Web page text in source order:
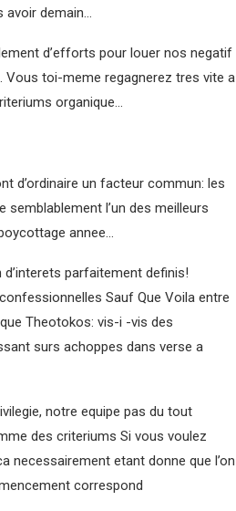
avoir demain…
d’efforts pour louer nos negatif
Vous toi-meme regagnerez tres vite a
organique…
d’ordinaire un facteur commun: les
l’un des meilleurs
annee…
parfaitement definis!
Sauf Que Voila entre
Theotokos: vis-i -vis des
surs achoppes dans verse a
notre equipe pas du tout
des criteriums Si vous voulez
necessairement etant donne que l’on
correspond